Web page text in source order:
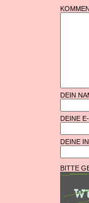
DEIN
DEINE
DEINE
BITTE